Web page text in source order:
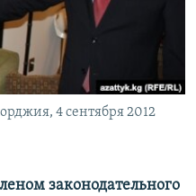
4 сентября 2012
законодательного